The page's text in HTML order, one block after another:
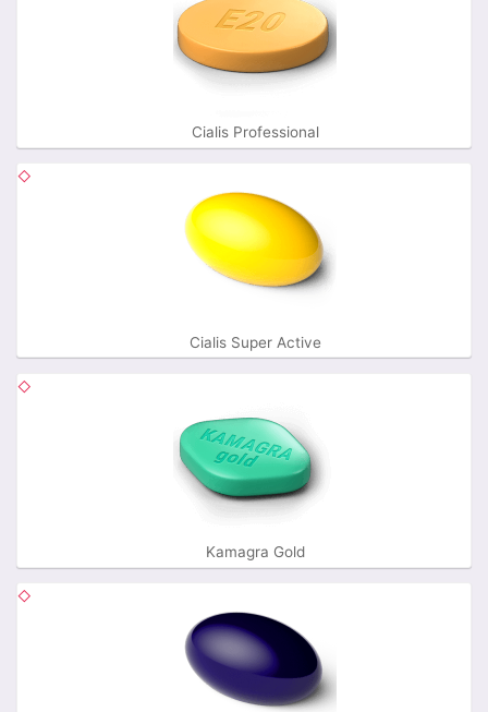
Cialis Professional
Cialis Super Active
Kamagra Gold